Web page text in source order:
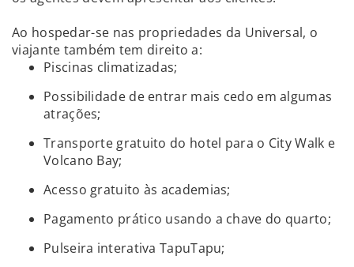
Ao hospedar-se nas propriedades da Universal, o
viajante também tem direito a:
Piscinas climatizadas;
Possibilidade de entrar mais cedo em algumas
atrações;
Transporte gratuito do hotel para o City Walk e
Volcano Bay;
Acesso gratuito às academias;
Pagamento prático usando a chave do quarto;
Pulseira interativa TapuTapu;